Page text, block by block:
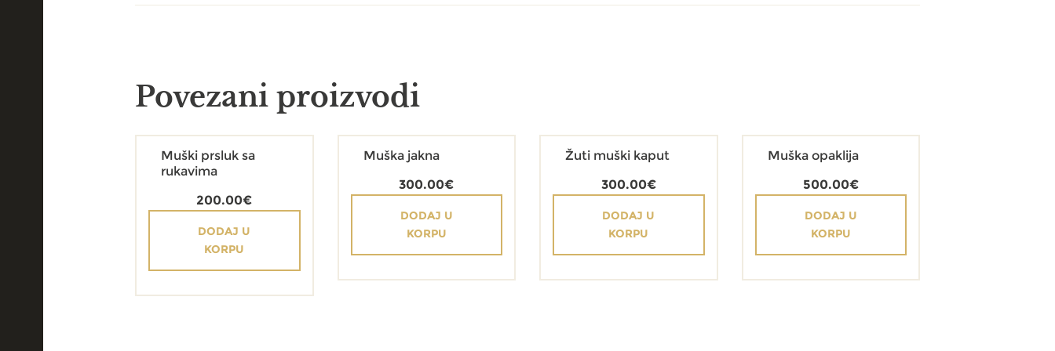
Povezani proizvodi
Muški prsluk sa
rukavima
200.00€
DODAJ U
KORPU
Muška jakna
300.00€
DODAJ U
KORPU
Žuti muški kaput
300.00€
DODAJ U
KORPU
Muška opaklija
500.00€
DODAJ U
KORPU